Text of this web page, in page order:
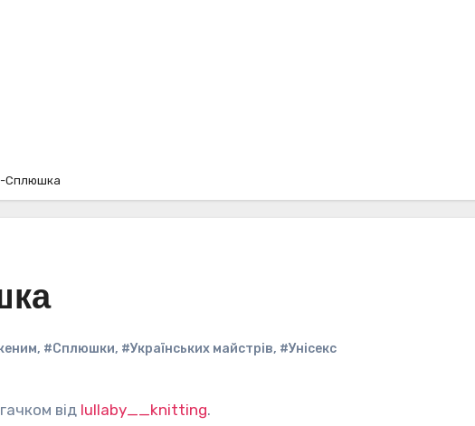
Сплюшка
, #Сплюшки, #Українських майстрів, #Унісекс
від lullaby__knitting.